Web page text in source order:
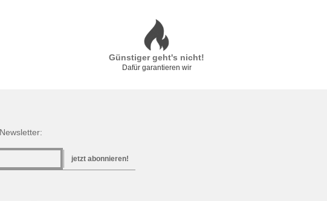
Günstiger geht's nicht!
Dafür garantieren wir
jetzt abonnieren!